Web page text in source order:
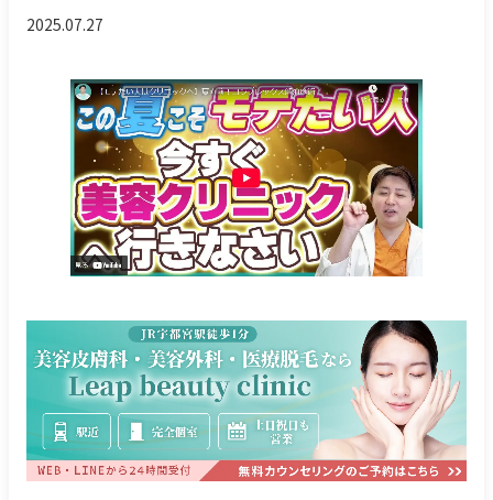
2025.07.27